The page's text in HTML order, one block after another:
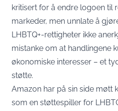
kritisert for å endre logoen til
markeder, men unnlate å
LHBTQ+-rettigheter ikke
mistanke om at handlingene
økonomiske interesser – et
støtte.
Amazon har på sin side møtt
som en støttespiller for